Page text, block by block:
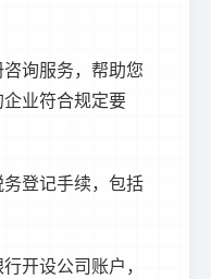
询服务，帮助您
业符合规定要
登记手续，包括
开设公司账户，